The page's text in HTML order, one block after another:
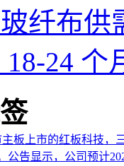
纤布供
24 个
板上市的红板科技，
公告显示，公司预计